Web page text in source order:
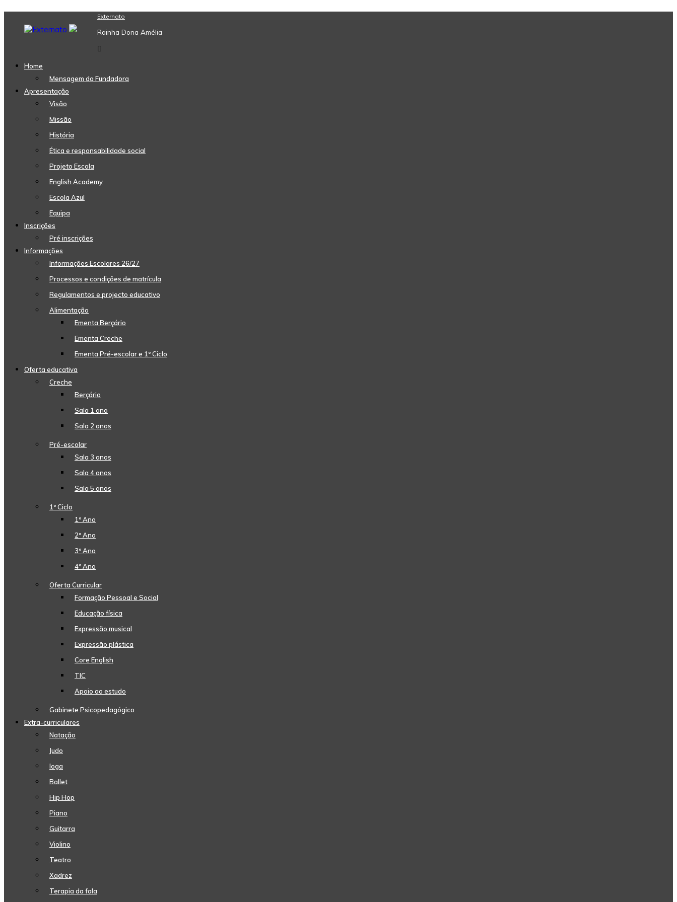
content
Externato
Rainha Dona Amélia
Home
Mensagem da Fundadora
Apresentação
Visão
Missão
História
Ética e responsabilidade social
Projeto Escola
English Academy
Escola Azul
Equipa
Inscrições
Pré inscrições
Informações
Informações Escolares 26/27
Processos e condições de matrícula
Regulamentos e projecto educativo
Alimentação
Ementa Berçário
Ementa Creche
Ementa Pré-escolar e 1º Ciclo
Oferta educativa
Creche
Berçário
Sala 1 ano
Sala 2 anos
Pré-escolar
Sala 3 anos
Sala 4 anos
Sala 5 anos
1º Ciclo
1º Ano
2º Ano
3º Ano
4º Ano
Oferta Curricular
Formação Pessoal e Social
Educação física
Expressão musical
Expressão plástica
Core English
TIC
Apoio ao estudo
Gabinete Psicopedagógico
Extra-curriculares
Natação
Judo
Ioga
Ballet
Hip Hop
Piano
Guitarra
Violino
Teatro
Xadrez
Terapia da fala